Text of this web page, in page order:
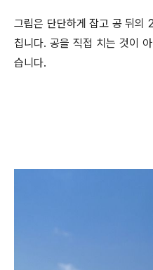
그립은 단단하게 잡고 공 뒤의
칩니다. 공을 직접 치는 것이
습니다.